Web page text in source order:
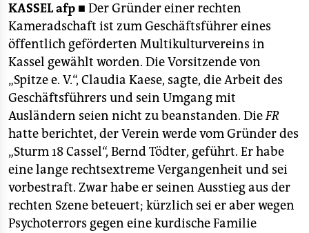
berlin
nord
wahrheit
verlag
verlag
veranstaltungen
shop
fragen & hilfe
KASSELafp ■ Der Gründer einer rechten
Kameradschaft ist zum Geschäftsführer eines
öffentlich geförderten Multikulturvereins in
Kassel gewählt worden. Die Vorsitzende von
„Spitze e. V.“, Claudia Kaese, sagte, die Arbeit des
Geschäftsführers und sein Umgang mit
Ausländern seien nicht zu beanstanden. DieFR
hatte berichtet, der Verein werde vom Gründer des
„Sturm 18 Cassel“, Bernd Tödter, geführt. Er habe
eine lange rechtsextreme Vergangenheit und sei
vorbestraft. Zwar habe er seinen Ausstieg aus der
rechten Szene beteuert; kürzlich sei er aber wegen
Psychoterrors gegen eine kurdische Familie